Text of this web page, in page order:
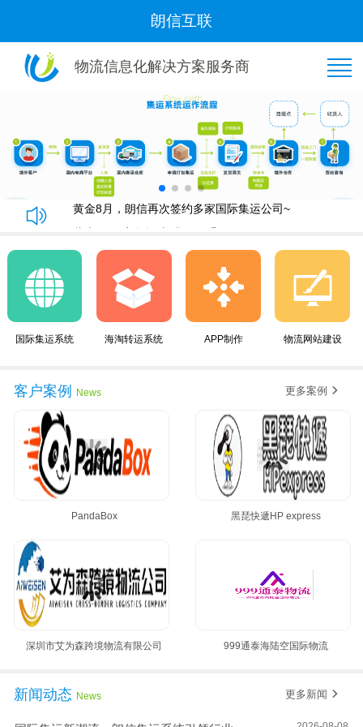
朗信互联
物流信息化解决方案服务商
恭喜“好管家集运”与我司隆重签约！
朗信集运系统手机端快速下单教程
朗信集运系统与广州飞通物流签订《集运系统》合同！
黄金8月，朗信再次签约多家国际集运公司~
恭喜“好管家集运”与我司隆重签约！
朗信集运系统手机端快速下单教程
朗信集运系统与广州飞通物流签订《集运系统》合同！
黄金8月，朗信再次签约多家国际集运公司~
国际集运系统 海淘转运系统 APP制作 物流网站建设
客户案例 News 更多案例
PandaBox 黑琵快遞HP express
深圳市艾为森跨境物流有限公司 999通泰海陆空国际物流
新闻动态 News 更多新闻